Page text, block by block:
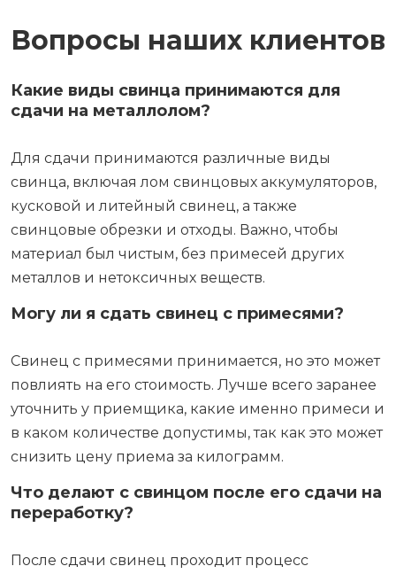
Вопросы наших клиентов
Какие виды свинца принимаются для
сдачи на металлолом?
Для сдачи принимаются различные виды
свинца, включая лом свинцовых аккумуляторов,
кусковой и литейный свинец, а также
свинцовые обрезки и отходы. Важно, чтобы
материал был чистым, без примесей других
металлов и нетоксичных веществ.
Могу ли я сдать свинец с примесями?
Свинец с примесями принимается, но это может
повлиять на его стоимость. Лучше всего заранее
уточнить у приемщика, какие именно примеси и
в каком количестве допустимы, так как это может
снизить цену приема за килограмм.
Что делают с свинцом после его сдачи на
переработку?
После сдачи свинец проходит процесс